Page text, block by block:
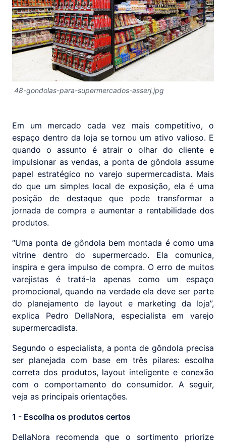
48-gondolas-para-supermercados-asserj.jpg
Em um mercado cada vez mais competitivo, o
espaço dentro da loja se tornou um ativo valioso. E
quando o assunto é atrair o olhar do cliente e
impulsionar as vendas, a ponta de gôndola assume
papel estratégico no varejo supermercadista. Mais
do que um simples local de exposição, ela é uma
posição de destaque que pode transformar a
jornada de compra e aumentar a rentabilidade dos
produtos.
“Uma ponta de gôndola bem montada é como uma
vitrine dentro do supermercado. Ela comunica,
inspira e gera impulso de compra. O erro de muitos
varejistas é tratá-la apenas como um espaço
promocional, quando na verdade ela deve ser parte
do planejamento de layout e marketing da loja”,
explica Pedro DellaNora, especialista em varejo
supermercadista.
Segundo o especialista, a ponta de gôndola precisa
ser planejada com base em três pilares: escolha
correta dos produtos, layout inteligente e conexão
com o comportamento do consumidor. A seguir,
veja as principais orientações.
1 - Escolha os produtos certos
DellaNora recomenda que o sortimento priorize